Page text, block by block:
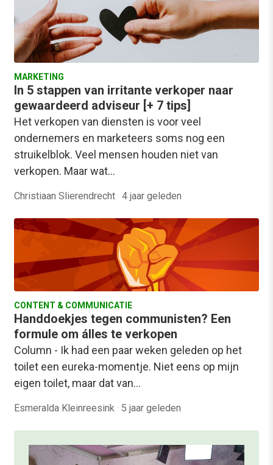
MARKETING
In 5 stappen van irritante verkoper naar
gewaardeerd adviseur [+ 7 tips]
Het verkopen van diensten is voor veel
ondernemers en marketeers soms nog een
struikelblok. Veel mensen houden niet van
verkopen. Maar wat…
Christiaan Slierendrecht · 4 jaar geleden
CONTENT & COMMUNICATIE
Handdoekjes tegen communisten? Een
formule om álles te verkopen
Column - Ik had een paar weken geleden op het
toilet een eureka-momentje. Niet eens op mijn
eigen toilet, maar dat van…
Esmeralda Kleinreesink · 5 jaar geleden